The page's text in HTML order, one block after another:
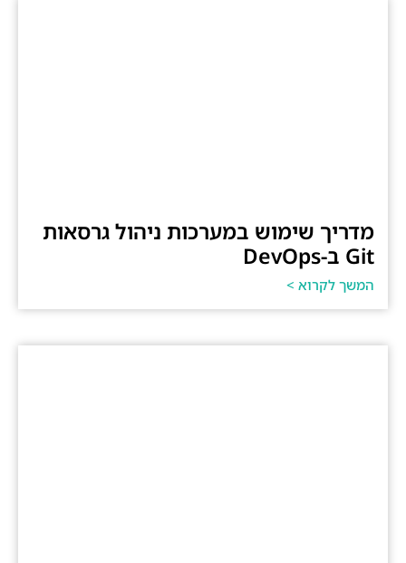
מדריך שימוש במערכות ניהול גרסאות
Git ב-DevOps
המשך לקרוא >